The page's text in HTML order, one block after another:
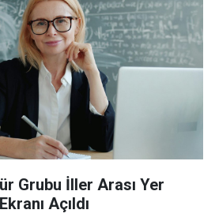
Grubu İller Arası Yer
Açıldı